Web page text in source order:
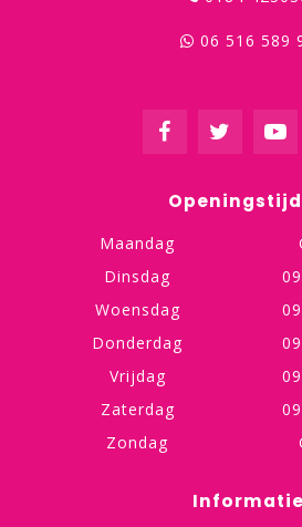
06 516 589
Maandag
Dinsdag
Woensdag
Donderdag
Vrijdag
Zaterdag
Zondag
Informatie